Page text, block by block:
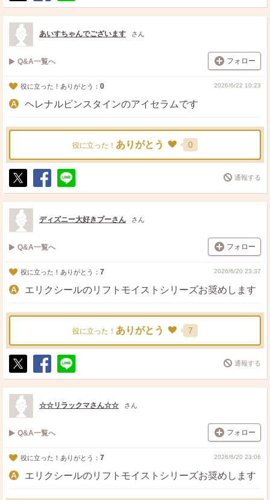
ポ
ス
ト
シ
ェ
送
る
あいすちゃんでございます さん
Q&A一覧へ フォロー
役に立った！ありがとう： 0 2026/6/22 10:23
ヘレナルビンスタインのアイセラムです
役に立った！ ありがとう 0
ポ
ス
ト
シ
ェ
送
る
通報する
ディズニー大好きプーさん さん
Q&A一覧へ フォロー
役に立った！ありがとう： 7 2026/6/20 23:37
エリクシールのリフトモイストシリーズお奨めします
役に立った！ ありがとう 7
ポ
ス
ト
シ
ェ
送
る
通報する
☆☆リラックマさん☆☆ さん
Q&A一覧へ フォロー
役に立った！ありがとう： 7 2026/6/20 23:06
エリクシールのリフトモイストシリーズお奨めします